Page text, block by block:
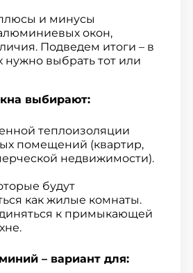
и минусы
окон,
Подведем итоги – в
нужно выбрать тот или
выбирают:
теплоизоляции
помещений (квартир,
недвижимости).
будут
как жилые комнаты.
к примыкающей
– вариант для: